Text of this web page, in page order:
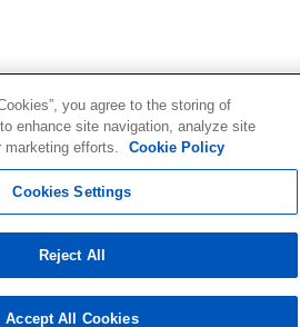
you agree to the storing of
enhance site navigation, analyze site
marketing efforts.
Cookie Policy
Cookies Settings
Reject All
Accept All Cookies